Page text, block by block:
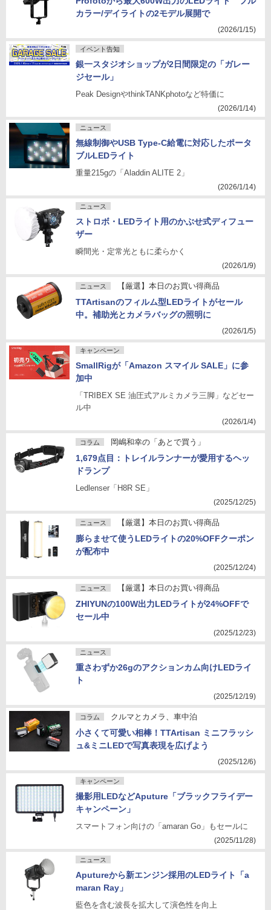
カラー/デイライトの2モデル展開で
(2026/1/15)
イベント告知
銀一スタジオショップが2日間限定の「ガレー
ジセール」
Peak DesignやthinkTANKphotoなど特価に
(2026/1/14)
ニュース
無線制御やUSB Type-C給電に対応したポータ
ブルLEDライト
重量215gの「Aladdin ALITE 2」
(2026/1/14)
ニュース
ストロボ・LEDライト用のかぶせ式ディフュー
ザー
瞬間光・定常光ともに柔らかく
(2026/1/9)
ニュース 【厳選】本日のお買い得商品
TTArtisanのフィルム型LEDライトがセール
中。補助光とカメラバッグの照明に
(2026/1/5)
キャンペーン
SmallRigが「Amazon スマイル SALE」に参
加中
「TRIBEX SE 油圧式アルミカメラ三脚」などセー
ル中
(2026/1/4)
コラム 岡嶋和幸の「あとで買う」
1,679点目：トレイルランナーが愛用するヘッ
ドランプ
Ledlenser「H8R SE」
(2025/12/25)
ニュース 【厳選】本日のお買い得商品
膨らませて使うLEDライトの20%OFFクーポン
が配布中
(2025/12/24)
ニュース 【厳選】本日のお買い得商品
ZHIYUNの100W出力LEDライトが24%OFFで
セール中
(2025/12/23)
ニュース
重さわずか26gのアクションカム向けLEDライ
ト
(2025/12/19)
コラム クルマとカメラ、車中泊
小さくて可愛い相棒！TTArtisan ミニフラッシ
ュ&ミニLEDで写真表現を広げよう
(2025/12/6)
キャンペーン
撮影用LEDなどAputure「ブラックフライデー
キャンペーン」
スマートフォン向けの「amaran Go」もセールに
(2025/11/28)
ニュース
Aputureから新エンジン採用のLEDライト「a
maran Ray」
藍色を含む波長を拡大して演色性を向上